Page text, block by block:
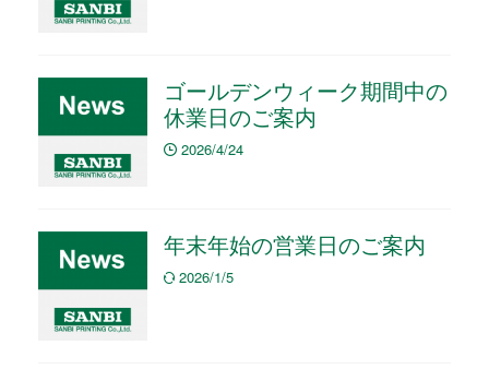
ゴールデンウィーク期間中の
休業日のご案内
2026/4/24
年末年始の営業日のご案内
2026/1/5